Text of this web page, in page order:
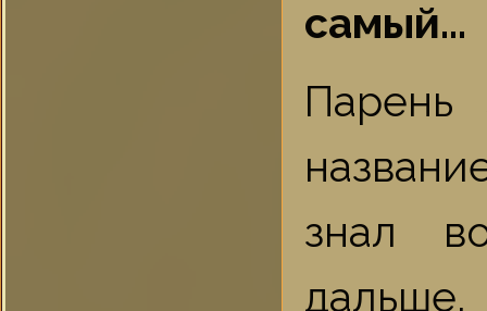
самый...
Парень
знал
дальше.